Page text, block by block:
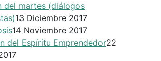
del martes (diálogos
13 Diciembre 2017
14 Noviembre 2017
del Espíritu Emprendedor22